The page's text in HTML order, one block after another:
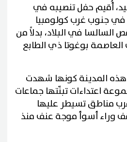
أُقيم حفل تنصيبه في
في جنوب غرب كولومبيا
السالسا في البلاد، بدلاً من
بوغوتا ذي الطابع
هذه المدينة كونها شهدت
اعتداءات تبنّتها جماعات
مناطق تسيطر عليها
وراء أسوأ موجة عنف منذ